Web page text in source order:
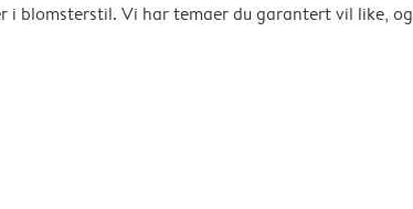
i blomsterstil. Vi har temaer du garantert vil like, og